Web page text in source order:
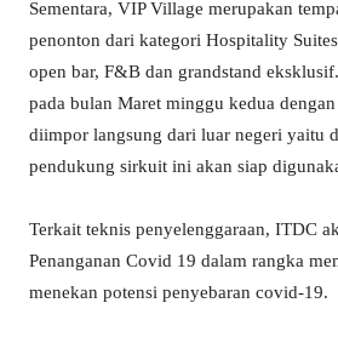
Sementara, VIP Village merupakan
penonton dari kategori Hospitality
open bar, F&B dan grandstand
pada bulan Maret minggu kedua
diimpor langsung dari luar negeri yaitu
pendukung sirkuit ini akan siap
Terkait teknis penyelenggaraan, ITDC
Penanganan Covid 19 dalam rangka
menekan potensi penyebaran covid-19.